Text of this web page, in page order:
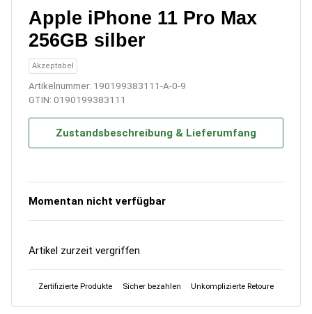
Apple iPhone 11 Pro Max
256GB silber
Akzeptabel
Artikelnummer: 190199383111-A-0-9
GTIN: 0190199383111
Zustandsbeschreibung & Lieferumfang
Momentan nicht verfügbar
Artikel zurzeit vergriffen
Zertifizierte Produkte Sicher bezahlen Unkomplizierte Retoure